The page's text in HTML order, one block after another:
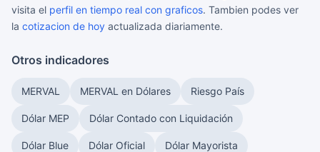
visita el perfil en tiempo real con graficos. Tambien podes ver
la cotizacion de hoy actualizada diariamente.
Otros indicadores
MERVAL MERVAL en Dólares Riesgo País
Dólar MEP Dólar Contado con Liquidación
Dólar Blue Dólar Oficial Dólar Mayorista